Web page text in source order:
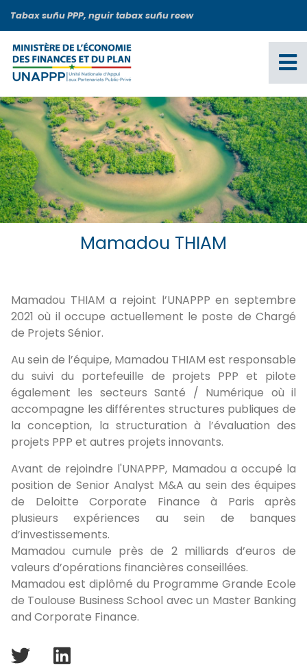
contenu
principal
Tabax suñu PPP, nguir tabax suñu reew
Mamadou THIAM
Mamadou THIAM a rejoint l’UNAPPP en septembre
2021 où il occupe actuellement le poste de Chargé
de Projets Sénior.
Au sein de l’équipe, Mamadou THIAM est responsable
du suivi du portefeuille de projets PPP et pilote
également les secteurs Santé / Numérique où il
accompagne les différentes structures publiques de
la conception, la structuration à l’évaluation des
projets PPP et autres projets innovants.
Avant de rejoindre l'UNAPPP, Mamadou a occupé la
position de Senior Analyst M&A au sein des équipes
de Deloitte Corporate Finance à Paris après
plusieurs expériences au sein de banques
d’investissements.
Mamadou cumule près de 2 milliards d’euros de
valeurs d’opérations financières conseillées.
Mamadou est diplômé du Programme Grande Ecole
de Toulouse Business School avec un Master Banking
and Corporate Finance.
twitter linkedin